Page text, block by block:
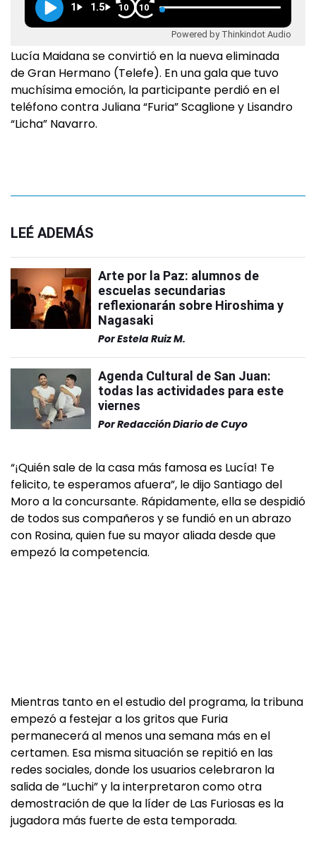
1 1.5 10 10
Powered by Thinkindot Audio
Lucía Maidana se convirtió en la nueva eliminada
de Gran Hermano (Telefe). En una gala que tuvo
muchísima emoción, la participante perdió en el
teléfono contra Juliana “Furia” Scaglione y Lisandro
“Licha” Navarro.
LEÉ ADEMÁS
Arte por la Paz: alumnos de
escuelas secundarias
reflexionarán sobre Hiroshima y
Nagasaki
PorEstela Ruiz M.
Agenda Cultural de San Juan:
todas las actividades para este
viernes
PorRedacción Diario de Cuyo
“¡Quién sale de la casa más famosa es Lucía! Te
felicito, te esperamos afuera”, le dijo Santiago del
Moro a la concursante. Rápidamente, ella se despidió
de todos sus compañeros y se fundió en un abrazo
con Rosina, quien fue su mayor aliada desde que
empezó la competencia.
Mientras tanto en el estudio del programa, la tribuna
empezó a festejar a los gritos que Furia
permanecerá al menos una semana más en el
certamen. Esa misma situación se repitió en las
redes sociales, donde los usuarios celebraron la
salida de “Luchi” y la interpretaron como otra
demostración de que la líder de Las Furiosas es la
jugadora más fuerte de esta temporada.